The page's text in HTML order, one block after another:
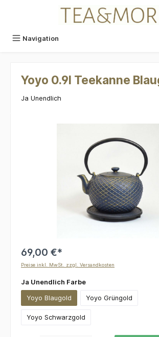
Navigation
Yoyo 0.9l Teekanne
Ja Unendlich
69,00 €*
Preise inkl. MwSt. zzgl. Versandkosten
Ja Unendlich Farbeauswählen
Yoyo Blaugold Yoyo Grüngold
Yoyo Schwarzgold